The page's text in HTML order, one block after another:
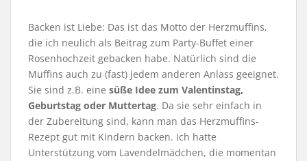
Backen ist Liebe: Das ist das Motto der Herzmuffins,
die ich neulich als Beitrag zum Party-Buffet einer
Rosenhochzeit gebacken habe. Natürlich sind die
Muffins auch zu (fast) jedem anderen Anlass geeignet.
Sie sind z.B. eine süße Idee zum Valentinstag,
Geburtstag oder Muttertag. Da sie sehr einfach in
der Zubereitung sind, kann man das Herzmuffins-
Rezept gut mit Kindern backen. Ich hatte
Unterstützung vom Lavendelmädchen, die momentan